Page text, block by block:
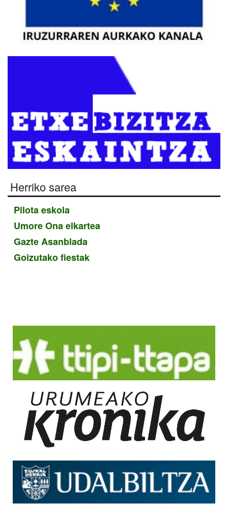
Herriko sarea
Pilota eskola
Umore Ona elkartea
Gazte Asanblada
Goizutako fiestak